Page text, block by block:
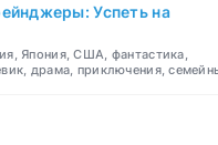
Успеть на
Япония, США, фантастика,
драма, приключения,